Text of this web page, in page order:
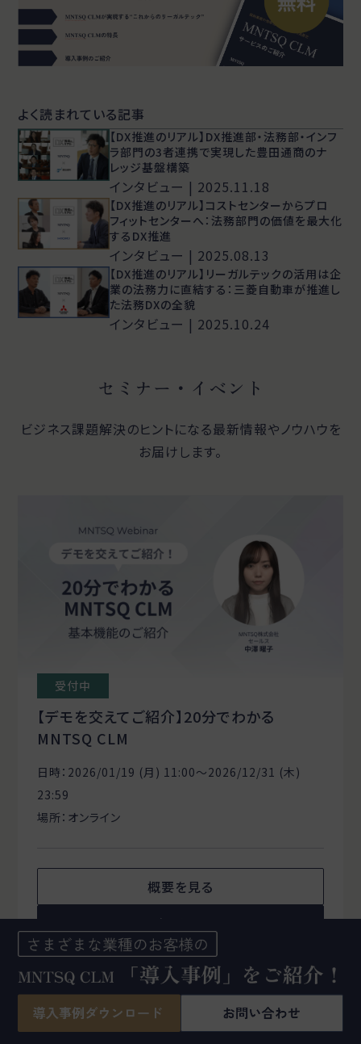
よく読まれている記事
【DX推進のリアル】DX推進部・法務部・インフ
ラ部門の3者連携で実現した豊田通商のナ
レッジ基盤構築
インタビュー | 2025.11.18
【DX推進のリアル】コストセンターからプロ
フィットセンターへ：法務部門の価値を最大化
するDX推進
インタビュー | 2025.08.13
【DX推進のリアル】リーガルテックの活用は企
業の法務力に直結する：三菱自動車が推進し
た法務DXの全貌
インタビュー | 2025.10.24
セミナー・イベント
ビジネス課題解決のヒントになる最新情報やノウハウを
お届けします。
受付中
【デモを交えてご紹介】20分でわかる
MNTSQ CLM
日時：2026/01/19 (月) 11:00〜2026/12/31 (木)
23:59
場所：オンライン
概要を見る
申し込む